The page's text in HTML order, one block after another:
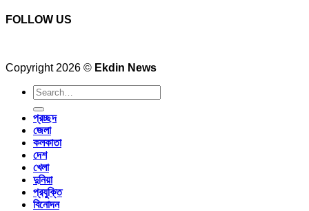
FOLLOW US
Copyright 2026 © Ekdin News
প্রচ্ছদ
জেলা
কলকাতা
দেশ
খেলা
দুনিয়া
প্রযুক্তি
বিনোদন